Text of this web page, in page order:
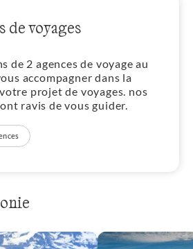
de voyages
de 2 agences de voyage au
accompagner dans la
projet de voyages. nos
ravis de vous guider.